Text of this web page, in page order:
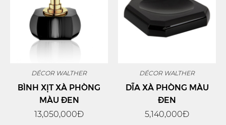
DÉCOR WALTHER
BÌNH XỊT XÀ PHÒNG
MÀU ĐEN
13,050,000Đ
DÉCOR WALTHER
DĨA XÀ PHÒNG MÀU
ĐEN
5,140,000Đ